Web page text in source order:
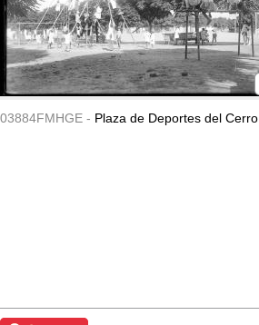
03884FMHGE - Plaza de Deportes del Cerro.